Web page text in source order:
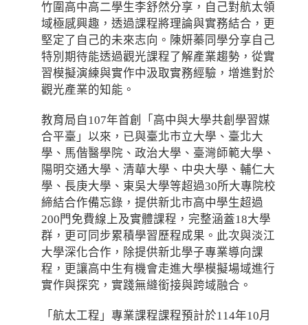
竹圍高中高二學生李舒然分享，自己對航太領
域極感興趣，透過課程將理論與實務結合，更
堅定了自己的未來志向。陳妍蓁同學分享自己
特別期待能透過觀光課程了解產業趨勢，從實
習模擬演練與實作中汲取實務經驗，增進對於
觀光產業的知能。
教育局自107年首創「高中與大學共創學習媒
合平臺」以來，已與臺北市立大學、臺北大
學、馬偕醫學院、政治大學、臺灣師範大學、
陽明交通大學、清華大學、中央大學、輔仁大
學、長庚大學、東吳大學等超過30所大專院校
締結合作備忘錄，提供新北市高中學生超過
200門免費線上及實體課程，完整涵蓋18大學
群，更可同步累積學習歷程成果。此次與淡江
大學深化合作，除提供新北學子專業導向課
程，更讓高中生有機會走進大學模擬場域進行
實作與探究，實踐無縫銜接與跨域融合。
「航太工程」專業課程課程預計於114年10月